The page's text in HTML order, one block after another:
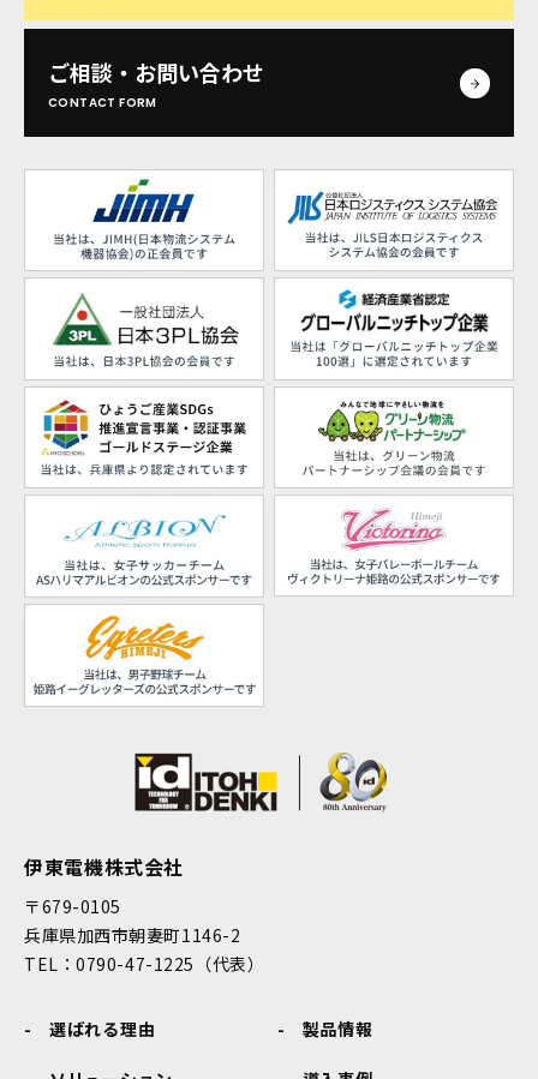
ご相談・お問い合わせ
CONTACT FORM
伊東電機株式会社
〒679-0105
兵庫県加西市朝妻町1146-2
TEL：0790-47-1225（代表）
選ばれる理由 製品情報